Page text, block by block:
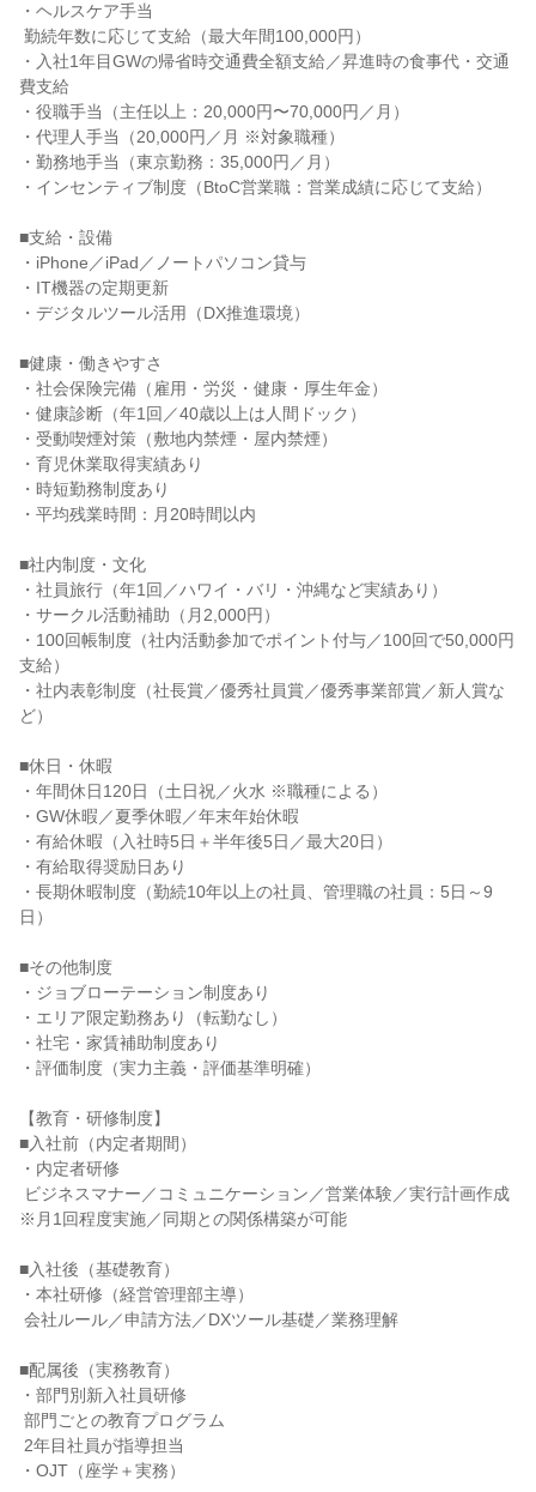
・ヘルスケア手当
・入社1年目GWの帰省時交通費全額支給／昇進時の食事代・交通
費支給
・役職手当（主任以上：20,000円〜70,000円／月）
・代理人手当（20,000円／月 ※対象職種）
・勤務地手当（東京勤務：35,000円／月）
・インセンティブ制度（BtoC営業職：営業成績に応じて支給）
■支給・設備
・iPhone／iPad／ノートパソコン貸与
・IT機器の定期更新
・デジタルツール活用（DX推進環境）
■健康・働きやすさ
・社会保険完備（雇用・労災・健康・厚生年金）
・健康診断（年1回／40歳以上は人間ドック）
・受動喫煙対策（敷地内禁煙・屋内禁煙）
・育児休業取得実績あり
・時短勤務制度あり
・平均残業時間：月20時間以内
■社内制度・文化
・社員旅行（年1回／ハワイ・バリ・沖縄など実績あり）
・サークル活動補助（月2,000円）
・100回帳制度（社内活動参加でポイント付与／100回で50,000円
支給）
・社内表彰制度（社長賞／優秀社員賞／優秀事業部賞／新人賞な
ど）
■休日・休暇
・年間休日120日（土日祝／火水 ※職種による）
・GW休暇／夏季休暇／年末年始休暇
・有給休暇（入社時5日＋半年後5日／最大20日）
・有給取得奨励日あり
・長期休暇制度（勤続10年以上の社員、管理職の社員：5日～9
日）
■その他制度
・ジョブローテーション制度あり
・エリア限定勤務あり（転勤なし）
・社宅・家賃補助制度あり
・評価制度（実力主義・評価基準明確）
【教育・研修制度】
■入社前（内定者期間）
・内定者研修
※月1回程度実施／同期との関係構築が可能
■入社後（基礎教育）
・本社研修（経営管理部主導）
■配属後（実務教育）
・部門別新入社員研修
・OJT（座学＋実務）